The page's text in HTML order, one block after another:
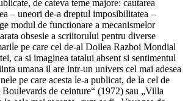
de cateva teme majore: cautarea
– uneori de-a dreptul imposibilitatea –
modul de functionare a mecanismelor
obsesie a scriitorului pentru diverse
pe care cel de-al Doilea Razboi Mondial
ca si imaginea tatalui absent si sentimentul
umana il are intr-un univers cel mai adesea
pe care acesta le-a publicat, de la cel de
de ceinture“ (1972) sau „Villa